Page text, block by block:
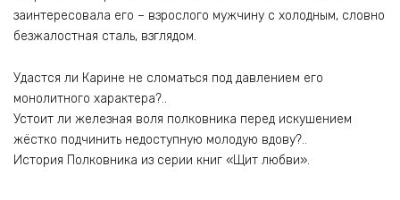
заинтересовала его – взрослого мужчину с холодным, словно
безжалостная сталь, взглядом.
Удастся ли Карине не сломаться под давлением его
монолитного характера?..
Устоит ли железная воля полковника перед искушением
жёстко подчинить недоступную молодую вдову?..
История Полковника из серии книг «Щит любви».